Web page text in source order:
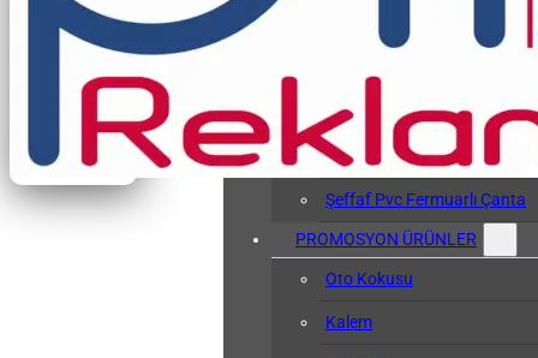
Pvc Sözlük Kabı
Şeffaf Pvc Kart Kılıfı
Şeffaf Pvc Fermuarlı Çanta
PROMOSYON ÜRÜNLER
Oto Kokusu
Kalem